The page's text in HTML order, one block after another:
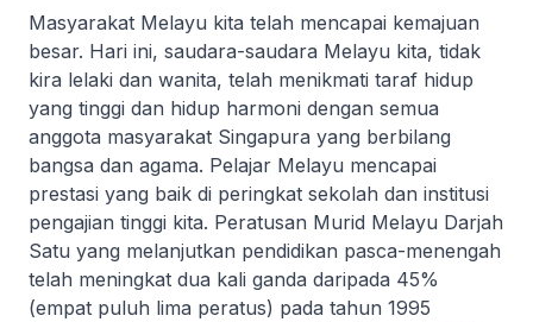
Masyarakat Melayu kita telah mencapai kemajuan
besar. Hari ini, saudara-saudara Melayu kita, tidak
kira lelaki dan wanita, telah menikmati taraf hidup
yang tinggi dan hidup harmoni dengan semua
anggota masyarakat Singapura yang berbilang
bangsa dan agama. Pelajar Melayu mencapai
prestasi yang baik di peringkat sekolah dan institusi
pengajian tinggi kita. Peratusan Murid Melayu Darjah
Satu yang melanjutkan pendidikan pasca-menengah
telah meningkat dua kali ganda daripada 45%
(empat puluh lima peratus) pada tahun 1995